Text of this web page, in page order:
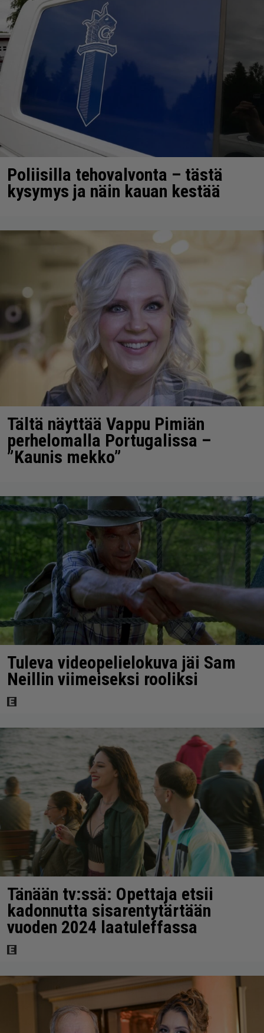
Poliisilla tehovalvonta – tästä
kysymys ja näin kauan kestää
Tältä näyttää Vappu Pimiän
perhelomalla Portugalissa –
”Kaunis mekko”
Tuleva videopelielokuva jäi Sam
Neillin viimeiseksi rooliksi
Tänään tv:ssä: Opettaja etsii
kadonnutta sisarentytärtään
vuoden 2024 laatuleffassa